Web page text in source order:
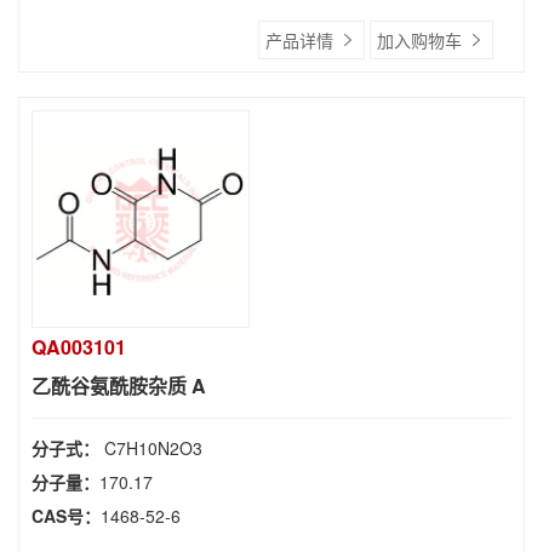
产品详情 加入购物车
QA003101
乙酰谷氨酰胺杂质 A
分子式： C7H10N2O3
分子量： 170.17
CAS号： 1468-52-6